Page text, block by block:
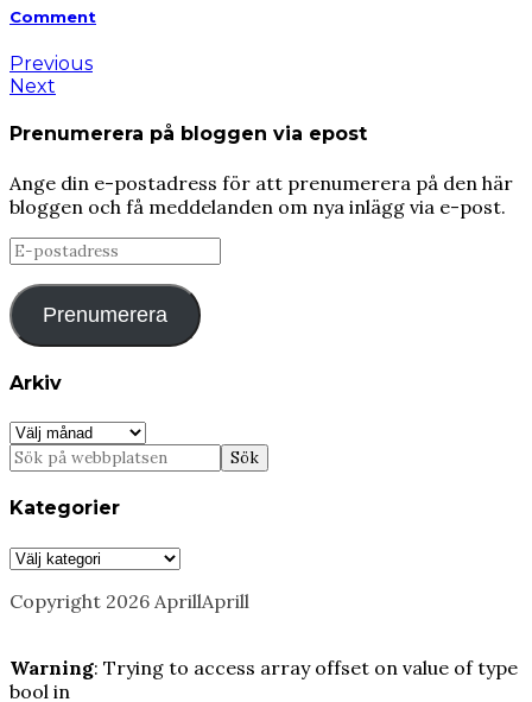
Comment
Previous
Next
Prenumerera på bloggen via epost
Ange din e-postadress för att prenumerera på den här
bloggen och få meddelanden om nya inlägg via e-post.
E-
postadress
Prenumerera
Arkiv
Arkiv
Kategorier
Kategorier
Copyright 2026 AprillAprill
Warning: Trying to access array offset on value of type
bool in